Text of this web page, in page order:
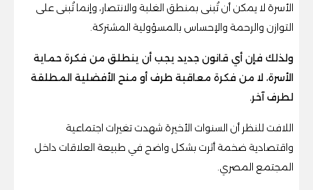
الأسرة لا يمكن أن تُبنى بمنطق الغلبة والانتصار، وإنما تُبنى على
التوازن والرحمة والإحساس بالمسؤولية المشتركة.
ولذلك فإن أي قانون جديد يجب أن ينطلق من فكرة حماية
الأسرة، لا من فكرة معاقبة طرف أو منح الأفضلية المطلقة
لطرف آخر.
اللافت للنظر أن السنوات الأخيرة شهدت تغيرات اجتماعية
واقتصادية ضخمة أثرت بشكل واضح في طبيعة العلاقات داخل
المجتمع المصري.